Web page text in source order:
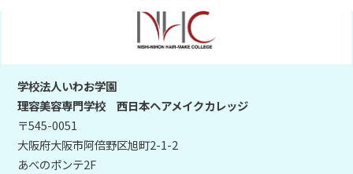
学校法人いわお学園
理容美容専門学校 西日本ヘアメイクカレッジ
〒545-0051
大阪府大阪市阿倍野区旭町2-1-2
あべのポンテ2F